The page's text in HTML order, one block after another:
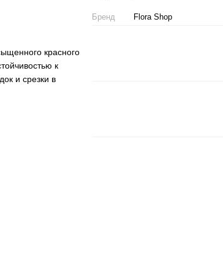
красного
к
и срезки в
Бренд Flora Shop